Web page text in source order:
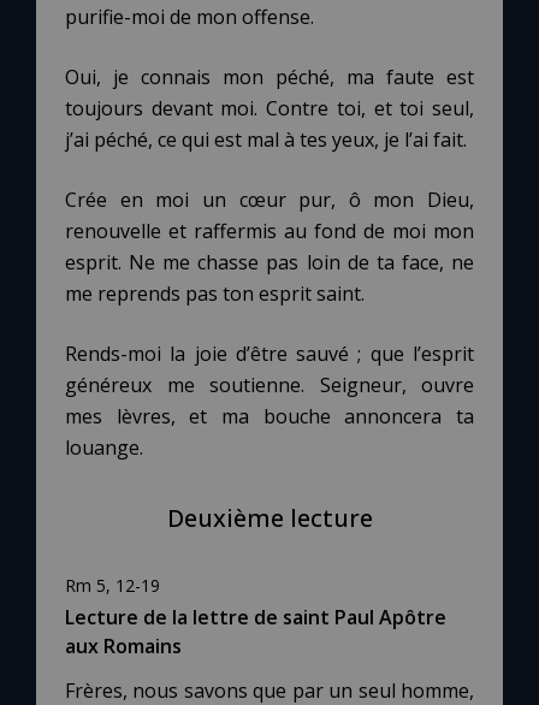
purifie-moi de mon offense.
Oui, je connais mon péché, ma faute est
toujours devant moi. Contre toi, et toi seul,
j’ai péché, ce qui est mal à tes yeux, je l’ai fait.
Crée en moi un cœur pur, ô mon Dieu,
renouvelle et raffermis au fond de moi mon
esprit. Ne me chasse pas loin de ta face, ne
me reprends pas ton esprit saint.
Rends-moi la joie d’être sauvé ; que l’esprit
généreux me soutienne. Seigneur, ouvre
mes lèvres, et ma bouche annoncera ta
louange.
Deuxième lecture
Rm 5, 12-19
Lecture de la lettre de saint Paul Apôtre
aux Romains
Frères, nous savons que par un seul homme,